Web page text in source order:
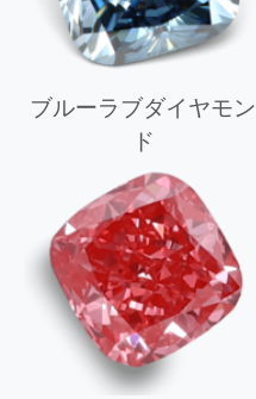
ブルーラブダイヤモン
ド